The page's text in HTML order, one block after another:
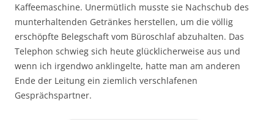
Kaffeemaschine. Unermütlich musste sie Nachschub des
munterhaltenden Getränkes herstellen, um die völlig
erschöpfte Belegschaft vom Büroschlaf abzuhalten. Das
Telephon schwieg sich heute glücklicherweise aus und
wenn ich irgendwo anklingelte, hatte man am anderen
Ende der Leitung ein ziemlich verschlafenen
Gesprächspartner.